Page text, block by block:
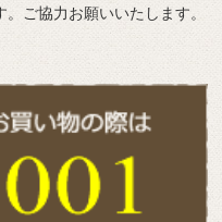
ご協力お願いいたします。